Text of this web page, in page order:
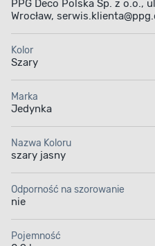
Aplikacja farby
PPG Deco Polska Sp. z o.o.,
Wrocław,
Kolor
Szary
Marka
Jedynka
Nazwa Koloru
szary jasny
Odporność na szorowanie
nie
Pojemność